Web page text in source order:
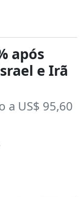
após
e Irã
a US$ 95,60